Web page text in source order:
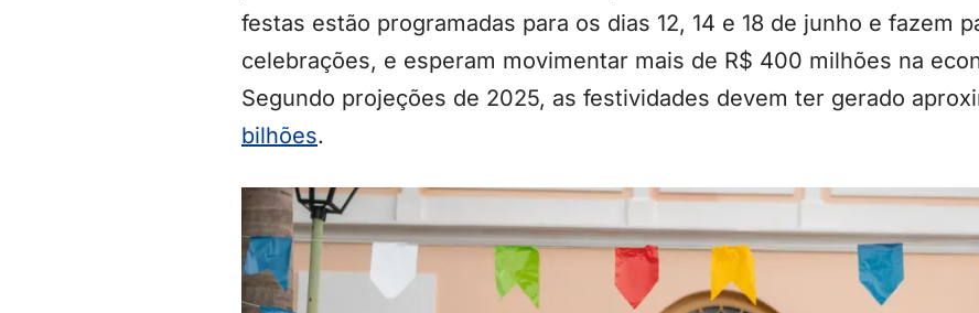
festas estão programadas para os dias 12, 14 e 18 de junho e fazem
celebrações, e esperam movimentar mais de R$ 400 milhões na
Segundo projeções de 2025, as festividades devem ter gerado
bilhões.